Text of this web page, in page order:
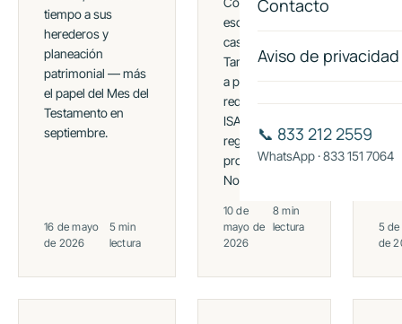
Contacto
Aviso de privacidad
📞 833 212 2559
WhatsApp · 833 151 7064
tiempo a sus
herederos y
planeación
patrimonial — más
el papel del Mes del
Testamento en
septiembre.
16 de mayo
de 2026
5 min
lectura
escritura una
casa en
Tampico paso
a paso:
requisitos,
ISAI, tiempos y
registro de la
propiedad.
Notaría 171.
10 de
mayo de
2026
8 min
lectura
5
de